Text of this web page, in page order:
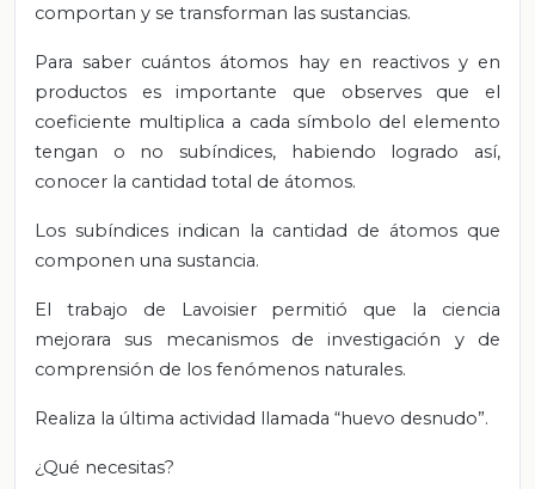
comportan y se transforman las sustancias.
Para saber cuántos átomos hay en reactivos y en
productos es importante que observes que el
coeficiente multiplica a cada símbolo del elemento
tengan o no subíndices, habiendo logrado así,
conocer la cantidad total de átomos.
Los subíndices indican la cantidad de átomos que
componen una sustancia.
El trabajo de Lavoisier permitió que la ciencia
mejorara sus mecanismos de investigación y de
comprensión de los fenómenos naturales.
Realiza la última actividad llamada “huevo desnudo”.
¿Qué necesitas?